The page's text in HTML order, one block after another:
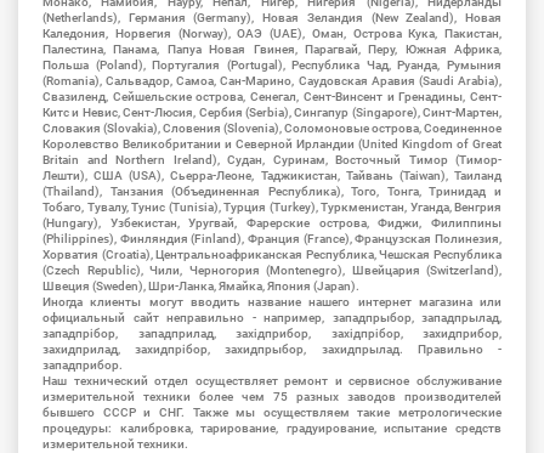
(Netherlands), Германия (Germany), Новая Зеландия (New Zealand), Новая
Каледония, Норвегия (Norway), ОАЭ (UAE), Оман, Острова Кука, Пакистан,
Палестина, Панама, Папуа Новая Гвинея, Парагвай, Перу, Южная Африка,
Польша (Poland), Португалия (Portugal), Республика Чад, Руанда, Румыния
(Romania), Сальвадор, Самоа, Сан-Марино, Саудовская Аравия (Saudi Arabia),
Свазиленд, Сейшельские острова, Сенегал, Сент-Винсент и Гренадины, Сент-
Китс и Невис, Сент-Люсия, Сербия (Serbia), Сингапур (Singapore), Синт-Мартен,
Словакия (Slovakia), Словения (Slovenia), Соломоновые острова, Соединенное
Королевство Великобритании и Северной Ирландии (United Kingdom of Great
Britain and Northern Ireland), Судан, Суринам, Восточный Тимор (Тимор-
Лешти), США (USA), Сьерра-Леоне, Таджикистан, Тайвань (Taiwan), Таиланд
(Thailand), Танзания (Объединенная Республика), Того, Тонга, Тринидад и
Тобаго, Тувалу, Тунис (Tunisia), Турция (Turkey), Туркменистан, Уганда, Венгрия
(Hungary), Узбекистан, Уругвай, Фарерские острова, Фиджи, Филиппины
(Philippines), Финляндия (Finland), Франция (France), Французская Полинезия,
Хорватия (Croatia), Центральноафриканская Республика, Чешская Республика
(Czech Republic), Чили, Черногория (Montenegro), Швейцария (Switzerland),
Швеция (Sweden), Шри-Ланка, Ямайка, Япония (Japan).
Иногда клиенты могут вводить название нашего интернет магазина или
официальный сайт неправильно - например, западпрыбор, западпрылад,
западпрібор, западприлад, західприбор, західпрібор, захидприбор,
захидприлад, захидпрібор, захидпрыбор, захидпрылад. Правильно -
западприбор.
Наш технический отдел осуществляет ремонт и сервисное обслуживание
измерительной техники более чем 75 разных заводов производителей
бывшего СССР и СНГ. Также мы осуществляем такие метрологические
процедуры: калибровка, тарирование, градуирование, испытание средств
измерительной техники.